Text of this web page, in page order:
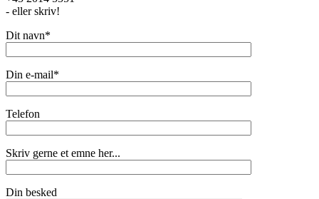
- eller skriv!
Dit navn*
Din e-mail*
Telefon
Please leave this field empty.
Skriv gerne et emne her...
Din besked